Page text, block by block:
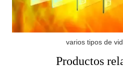
varios tipos de
Productos